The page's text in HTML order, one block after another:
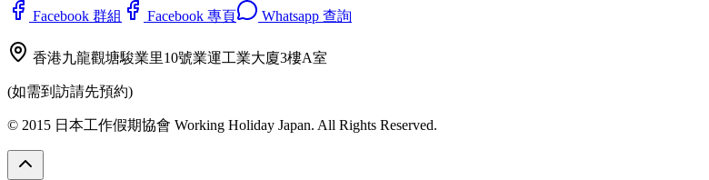
Facebook 群組 Facebook 專頁 Whatsapp 查詢
香港九龍觀塘駿業里10號業運工業大廈3樓A室
(如需到訪請先預約)
© 2015 日本工作假期協會 Working Holiday Japan. All Rights Reserved.